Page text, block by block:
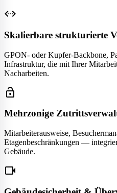
settings_ethernet
Skalierbare strukturierte
GPON- oder Kupfer-Backbone,
Infrastruktur, die mit Ihrer
Nacharbeiten.
lock_open
Mehrzonige
Mitarbeiterausweise,
Etagenbeschränkungen —
Gebäude.
videocam